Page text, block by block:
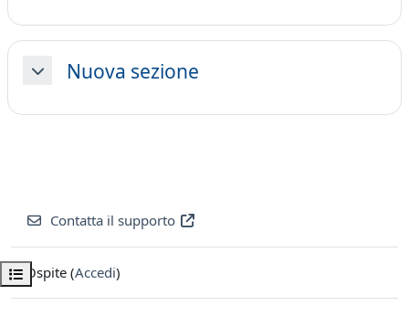
Apri indice del corso
MinimizzaNuova sezione
Contatta il supporto
Ospite (Accedi)